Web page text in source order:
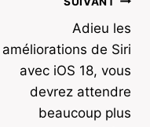
Adieu les
améliorations de Siri
avec iOS 18, vous
devrez attendre
beaucoup plus